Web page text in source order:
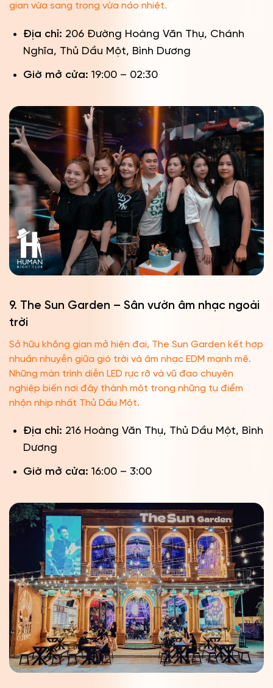
gian vừa sang trọng vừa náo nhiệt.
Địa chỉ: 206 Đường Hoàng Văn Thụ, Chánh
Nghĩa, Thủ Dầu Một, Bình Dương
Giờ mở cửa: 19:00 – 02:30
9. The Sun Garden – Sân vườn âm nhạc ngoài
trời
Sở hữu không gian mở hiện đại, The Sun Garden kết hợp
nhuần nhuyễn giữa gió trời và âm nhạc EDM mạnh mẽ.
Những màn trình diễn LED rực rỡ và vũ đạo chuyên
nghiệp biến nơi đây thành một trong những tụ điểm
nhộn nhịp nhất Thủ Dầu Một.
Địa chỉ: 216 Hoàng Văn Thụ, Thủ Dầu Một, Bình
Dương
Giờ mở cửa: 16:00 – 3:00